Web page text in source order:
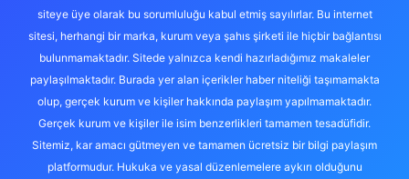
siteye üye olarak bu sorumluluğu kabul etmiş sayılırlar. Bu internet
sitesi, herhangi bir marka, kurum veya şahıs şirketi ile hiçbir bağlantısı
bulunmamaktadır. Sitede yalnızca kendi hazırladığımız makaleler
paylaşılmaktadır. Burada yer alan içerikler haber niteliği taşımamakta
olup, gerçek kurum ve kişiler hakkında paylaşım yapılmamaktadır.
Gerçek kurum ve kişiler ile isim benzerlikleri tamamen tesadüfidir.
Sitemiz, kar amacı gütmeyen ve tamamen ücretsiz bir bilgi paylaşım
platformudur. Hukuka ve yasal düzenlemelere aykırı olduğunu